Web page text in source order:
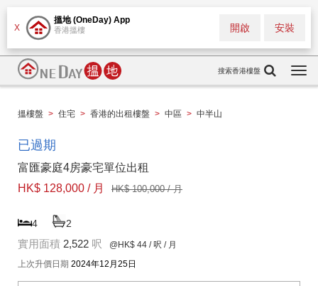
X
搵地 (OneDay) App
香港搵樓 安裝
開啟
搜索香港樓盤
搵樓盤 > 住宅 > 香港的出租樓盤 > 中區 > 中半山
已過期
富匯豪庭4房豪宅單位出租
HK$ 128,000 / 月
HK$ 100,000 / 月
4 2
實用面積 2,522 呎 @HK$ 44 / 呎 / 月
上次升價日期 2024年12月25日